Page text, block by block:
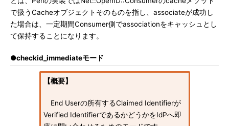
で扱うCacheオブジェクトそのものを指し、associateが成功し
た場合は、一定期間Consumer側でassociationをキャッシュとし
て保持することになります。
●checkid_immediateモード
【概要】
End Userの所有するClaimed Identifierが
Verified IdentifierであるかどうかをIdPへ即